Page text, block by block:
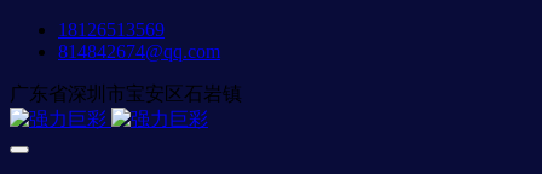
18126513569
814842674@qq.com
广东省深圳市宝安区石岩镇